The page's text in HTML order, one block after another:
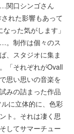
関口シンゴさん
れた影響もあって
った気がします」
。制作は個々のス
、スタジオに集ま
「それぞれがOvall
思い思いの音楽を
みの詰まった作品
に立体的に、色彩
ト。それは凄く思
してサマーチュー